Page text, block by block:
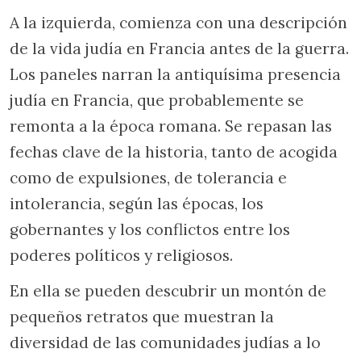
A la izquierda, comienza con una descripción
de la vida judía en Francia antes de la guerra.
Los paneles narran la antiquísima presencia
judía en Francia, que probablemente se
remonta a la época romana. Se repasan las
fechas clave de la historia, tanto de acogida
como de expulsiones, de tolerancia e
intolerancia, según las épocas, los
gobernantes y los conflictos entre los
poderes políticos y religiosos.
En ella se pueden descubrir un montón de
pequeños retratos que muestran la
diversidad de las comunidades judías a lo